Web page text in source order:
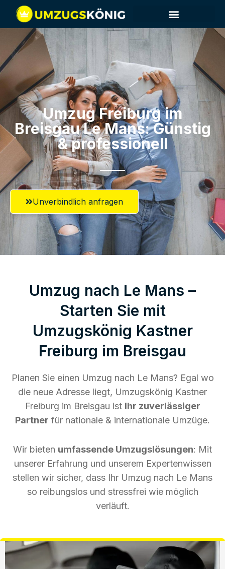
Umzug Freiburg im
Breisgau​ Le Mans: Günstig
& professionell​
Unverbindlich anfragen
Umzug nach Le Mans –
Starten Sie mit
Umzugskönig Kastner
Freiburg im Breisgau
Planen Sie einen Umzug nach Le Mans? Egal wo
die neue Adresse liegt, Umzugskönig Kastner
Freiburg im Breisgau ist Ihr zuverlässiger
Partner für nationale & internationale Umzüge.
Wir bieten umfassende Umzugslösungen: Mit
unserer Erfahrung und unserem Expertenwissen
stellen wir sicher, dass Ihr Umzug nach Le Mans
so reibungslos und stressfrei wie möglich
verläuft.